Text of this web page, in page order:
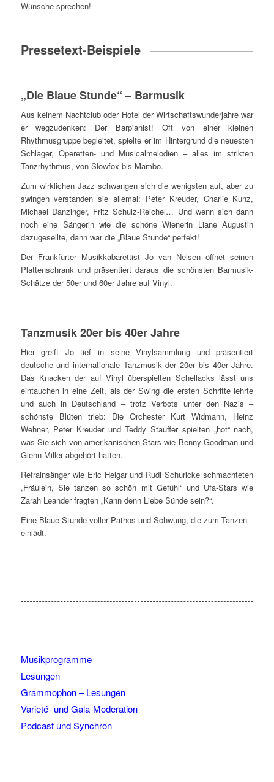
Wünsche sprechen!
Pressetext-Beispiele
„Die Blaue Stunde“ – Barmusik
Aus keinem Nachtclub oder Hotel der Wirtschaftswunderjahre war
er wegzudenken: Der Barpianist! Oft von einer kleinen
Rhythmusgruppe begleitet, spielte er im Hintergrund die neuesten
Schlager, Operetten- und Musicalmelodien – alles im strikten
Tanzrhythmus, von Slowfox bis Mambo.
Zum wirklichen Jazz schwangen sich die wenigsten auf, aber zu
swingen verstanden sie allemal: Peter Kreuder, Charlie Kunz,
Michael Danzinger, Fritz Schulz-Reichel… Und wenn sich dann
noch eine Sängerin wie die schöne Wienerin Liane Augustin
dazugesellte, dann war die „Blaue Stunde“ perfekt!
Der Frankfurter Musikkabarettist Jo van Nelsen öffnet seinen
Plattenschrank und präsentiert daraus die schönsten Barmusik-
Schätze der 50er und 60er Jahre auf Vinyl.
Tanzmusik 20er bis 40er Jahre
Hier greift Jo tief in seine Vinylsammlung und präsentiert
deutsche und internationale Tanzmusik der 20er bis 40er Jahre.
Das Knacken der auf Vinyl überspielten Schellacks lässt uns
eintauchen in eine Zeit, als der Swing die ersten Schritte lehrte
und auch in Deutschland – trotz Verbots unter den Nazis –
schönste Blüten trieb: Die Orchester Kurt Widmann, Heinz
Wehner, Peter Kreuder und Teddy Stauffer spielten „hot“ nach,
was Sie sich von amerikanischen Stars wie Benny Goodman und
Glenn Miller abgehört hatten.
Refrainsänger wie Eric Helgar und Rudi Schuricke schmachteten
„Fräulein, Sie tanzen so schön mit Gefühl“ und Ufa-Stars wie
Zarah Leander fragten „Kann denn Liebe Sünde sein?“.
Eine Blaue Stunde voller Pathos und Schwung, die zum Tanzen
einlädt.
Musikprogramme
Lesungen
Grammophon – Lesungen
Varieté- und Gala-Moderation
Podcast und Synchron